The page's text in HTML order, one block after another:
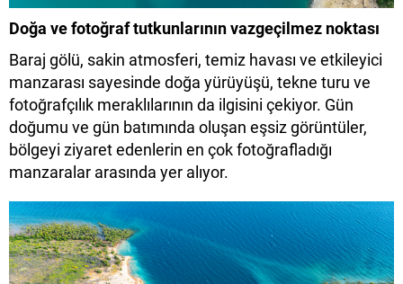
Doğa ve fotoğraf tutkunlarının vazgeçilmez noktası
Baraj gölü, sakin atmosferi, temiz havası ve etkileyici
manzarası sayesinde doğa yürüyüşü, tekne turu ve
fotoğrafçılık meraklılarının da ilgisini çekiyor. Gün
doğumu ve gün batımında oluşan eşsiz görüntüler,
bölgeyi ziyaret edenlerin en çok fotoğrafladığı
manzaralar arasında yer alıyor.